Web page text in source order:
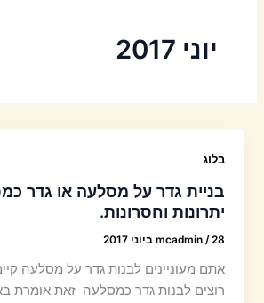
יוני 2017
בלוג
בניית גדר על מסלעה או גדר
יתרונות וחסרונות.
mcadmin /28 ביוני 2017
אתם מעוניינים לבנות גדר על מסלעה
רוצים לבנות גדר כמסלעה זאת אומרת